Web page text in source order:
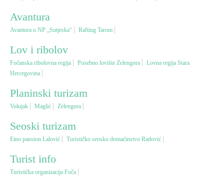
Eko turizam
Gastronomija
Lov i ribolov
Seoski turizam
Avantura
Avantura u NP „Sutjeska“ Rafting Tarom
Lov i ribolov
Fočanska ribolovna regija Posebno lovište Zelengora
Lovna regija Stara
Hercegovina
Planinski turizam
Volujak Maglić Zelengora
Seoski turizam
Etno pansion Lalović Turističko seosko domaćinstvo Radović
Turist info
Turistička organizacija Foča